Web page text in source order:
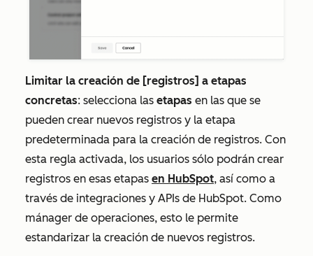
Limitar la creación de [registros] a etapas
concretas: selecciona las etapas en las que se
pueden crear nuevos registros y la etapa
predeterminada para la creación de registros. Con
esta regla activada, los usuarios sólo podrán crear
registros en esas etapas en HubSpot, así como a
través de integraciones y APIs de HubSpot. Como
mánager de operaciones, esto le permite
estandarizar la creación de nuevos registros.